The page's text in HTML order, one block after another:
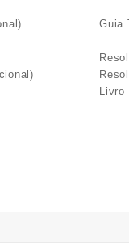
Guia
Livro